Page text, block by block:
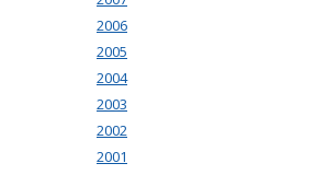
2006
2005
2004
2003
2002
2001